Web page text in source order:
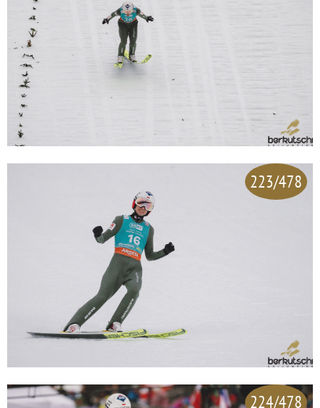
223/478
224/478